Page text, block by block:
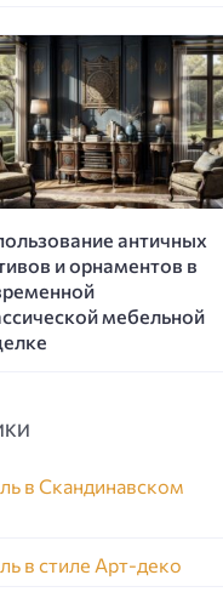
античных
и орнаментов в
мебельной
в Скандинавском
в стиле Арт-деко